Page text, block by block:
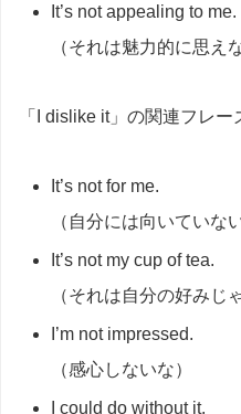
It’s not appealing to me.
（それは魅力的に思え
「I dislike it」の関連フレー
It’s not for me.
（自分には向いていない
It’s not my cup of tea.
（それは自分の好みじ
I’m not impressed.
（感心しないな）
I could do without it.